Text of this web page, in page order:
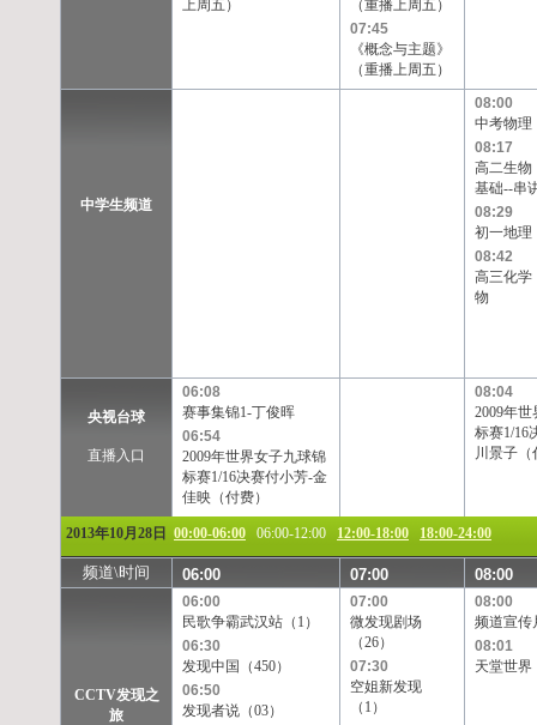
上周五）
（重播上周五）
07:45
《概念与主题》
（重播上周五）
中学生频道
08:00
中考物理
08:17
高二生物
基础--串
08:29
初一地理
08:42
高三化学
物
央视台球
直播入口
06:08
赛事集锦1-丁俊晖
06:54
2009年世界女子九球锦
标赛1/16决赛付小芳-金
佳映（付费）
08:04
2009年
标赛1/16
川景子（
2013年10月28日 00:00-06:00 06:00-12:00 12:00-18:00 18:00-24:00
频道\时间 06:00 07:00 08:00
CCTV发现之
旅
06:00
民歌争霸武汉站（1）
06:30
发现中国（450）
06:50
发现者说（03）
07:00
微发现剧场
（26）
07:30
空姐新发现
（1）
08:00
频道宣传
08:01
天堂世界